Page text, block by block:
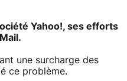
Yahoo!, ses efforts
une surcharge des
ce problème.